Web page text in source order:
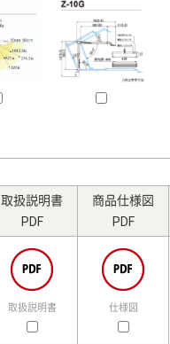
取扱説明書
PDF
商品仕様図
PDF
取扱説明書 仕様図